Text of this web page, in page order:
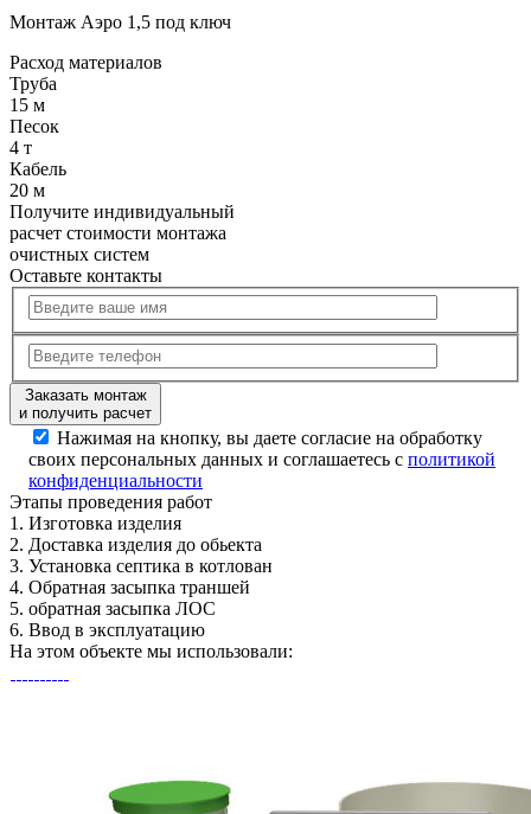
Монтаж Аэро 1,5 под ключ
Расход материалов
Труба
15 м
Песок
4 т
Кабель
20 м
Получите индивидуальный
расчет стоимости монтажа
очистных систем
Оставьте контакты
Заказать монтаж
и получить расчет
Нажимая на кнопку, вы даете согласие на обработку
своих персональных данных и соглашаетесь с политикой
конфиденциальности
Этапы проведения работ
1. Изготовка изделия
2. Доставка изделия до обьекта
3. Установка септика в котлован
4. Обратная засыпка траншей
5. обратная засыпка ЛОС
6. Ввод в эксплуатацию
На этом объекте мы использовали: